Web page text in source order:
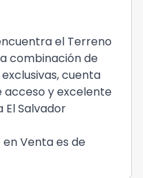
el Terreno
combinación de
cuenta
acceso y excelente
Salvador
Venta es de